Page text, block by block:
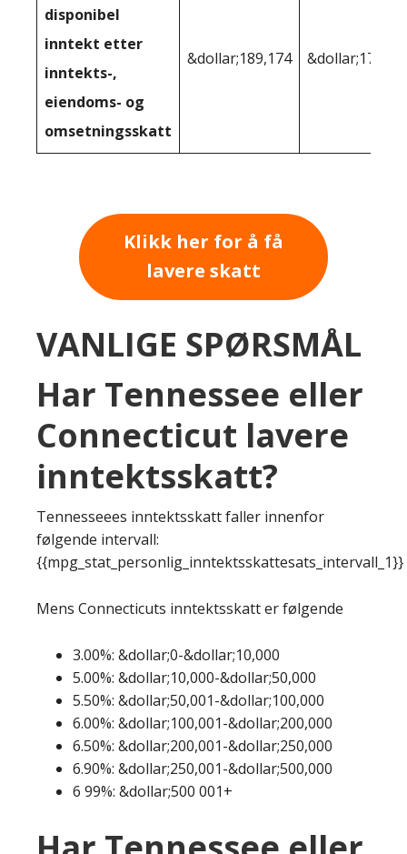
disponibel
inntekt etter
inntekts-,
eiendoms- og
omsetningsskatt
&dollar;189,174
Klikk her for å få
lavere skatt
VANLIGE SPØRSMÅL
Har Tennessee eller
Connecticut lavere
inntektsskatt?
Tennesseees inntektsskatt faller innenfor
følgende intervall:
{{mpg_stat_personlig_inntektsskattesats_intervall_1}}
Mens Connecticuts inntektsskatt er følgende
3.00%: &dollar;0-&dollar;10,000
5.00%: &dollar;10,000-&dollar;50,000
5.50%: &dollar;50,001-&dollar;100,000
6.00%: &dollar;100,001-&dollar;200,000
6.50%: &dollar;200,001-&dollar;250,000
6.90%: &dollar;250,001-&dollar;500,000
6 99%: &dollar;500 001+